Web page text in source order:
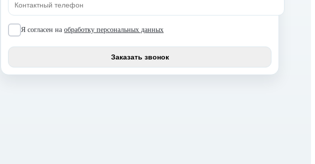
Я согласен наобработку персональных данных